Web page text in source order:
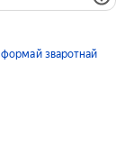
формай зваротнай